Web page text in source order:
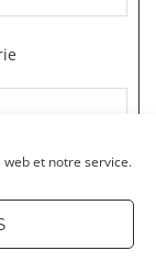
et notre service.